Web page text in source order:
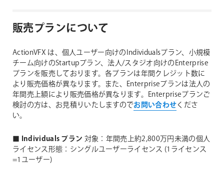
販売プランについて
ActionVFX は、個人ユーザー向けのIndividualsプラン、小規模
チーム向けのStartupプラン、法人/スタジオ向けのEnterprise
プランを販売しております。各プランは年間クレジット数に
より販売価格が異なります。また、Enterpriseプランは法人の
年間売上額により販売価格が異なります。Enterpriseプランご
検討の方は、お見積りいたしますのでお問い合わせくださ
い。
■ Individuals プラン 対象：年間売上約2,800万円未満の個人
ライセンス形態：シングルユーザーライセンス (1ライセンス
=1ユーザー)